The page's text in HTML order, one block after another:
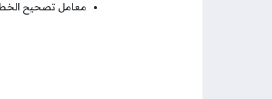
معامل تصحيح الخطأ: